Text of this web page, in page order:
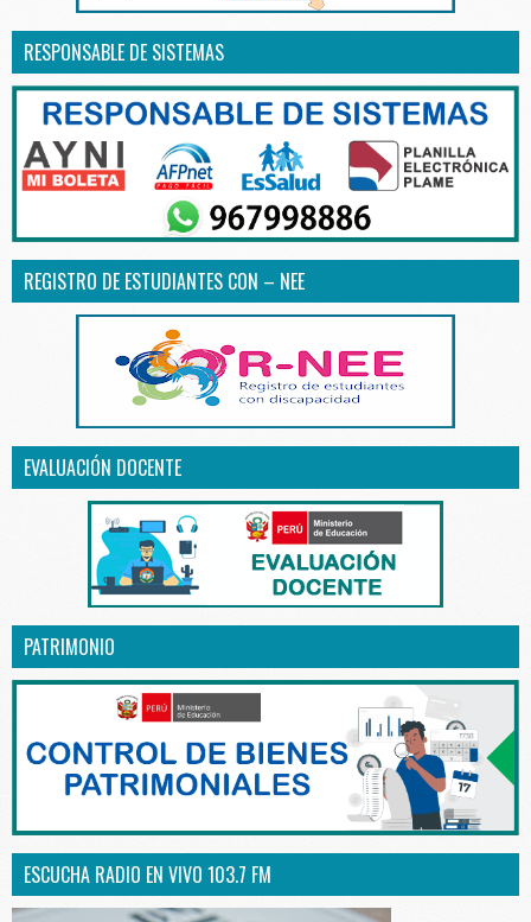
RESPONSABLE DE SISTEMAS
REGISTRO DE ESTUDIANTES CON – NEE
EVALUACIÓN DOCENTE
PATRIMONIO
ESCUCHA RADIO EN VIVO 103.7 FM